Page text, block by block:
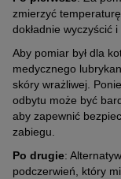
zmierzyć
dokładnie wyczyścić
Aby pomiar był dla
medycznego
skóry wrażliwej.
odbytu może być
aby zapewnić
zabiegu.
Po drugie:
podczerwień, który